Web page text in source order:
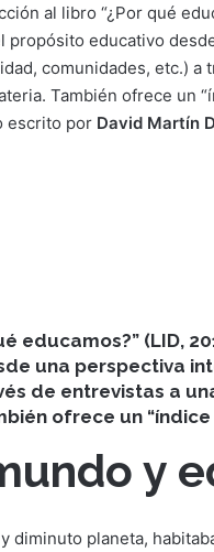
al libro “¿Por qué
propósito educativo
comunidades, etc.) a
También ofrece un
escrito por David Martín
educamos?” (LID,
una perspectiva
de entrevistas a
ofrece un
y
diminuto planeta,